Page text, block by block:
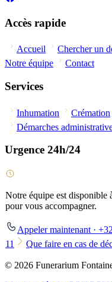
Accès rapide
Accueil Chercher un
Notre équipe
Contact
Services
Inhumation Crémation
Démarches
Urgence 24h/24
Notre équipe est disponible
pour vous accompagner.
Appeler maintenant ·
11
Que faire en cas de
© 2026 Funerarium